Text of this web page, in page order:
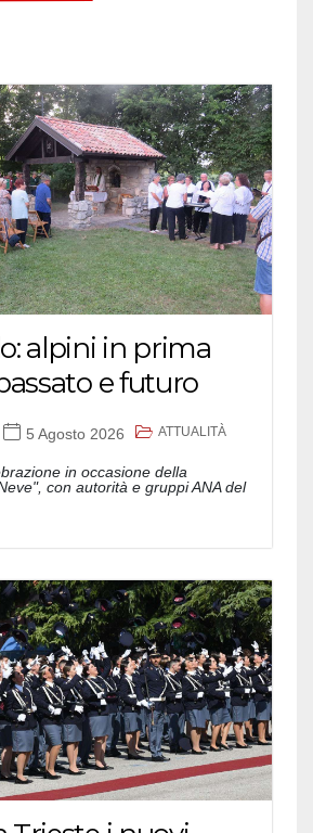
alpini in prima
e futuro
5 Agosto 2026 ATTUALITÀ
in occasione della
con autorità e gruppi ANA del